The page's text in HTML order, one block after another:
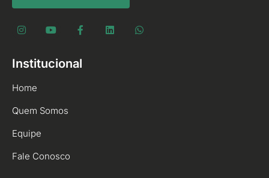
Institucional
Home
Quem Somos
Equipe
Fale Conosco